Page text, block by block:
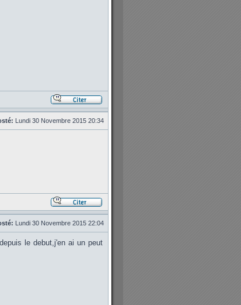
Lundi 30 Novembre 2015 20:34
Lundi 30 Novembre 2015 22:04
le debut,j'en ai un peut